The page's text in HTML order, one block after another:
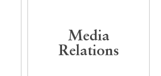
Media
Relations